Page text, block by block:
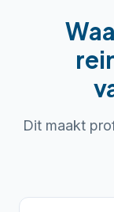
Dit maakt